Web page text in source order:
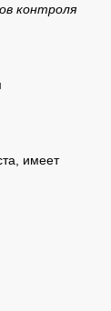
контроля
имеет